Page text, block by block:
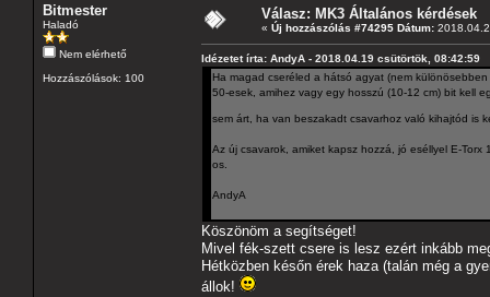
Bitmester
Haladó
Nem elérhető
Hozzászólások: 100
Válasz: MK3 Általános kérdések
« Új hozzászólás #74295 Dátum:
Idézetet írta: AndyA - 2018.04.19 csütörtök, 08:42:59
Ha magad cseréled a hátsó agyat (nem
50-esek, amihez vagy egy hosszú (10-12 cm) bit kell
sem árt, ha van beszakadt csavarhoz való kihajtód
Az új csavarok, amiket kapsz hozzá, jó eséllyel E-
os.
AndyA
Köszönöm a segítséget!
Mivel fék-szett csere is lesz ezért inkább
Hétközben későn érek haza (talán még a
állok!